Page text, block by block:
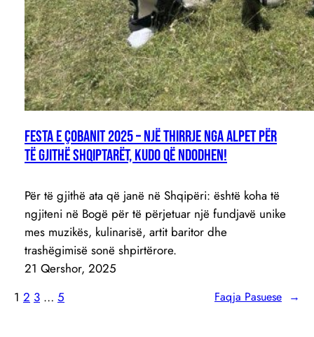
Festa e Çobanit 2025 – Një thirrje nga Alpet për
të gjithë shqiptarët, kudo që ndodhen!
Për të gjithë ata që janë në Shqipëri: është koha të
ngjiteni në Bogë për të përjetuar një fundjavë unike
mes muzikës, kulinarisë, artit baritor dhe
trashëgimisë sonë shpirtërore.
21 Qershor, 2025
1 2 3 … 5 Faqja Pasuese →